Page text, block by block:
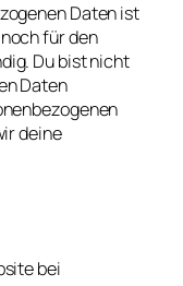
Daten ist
für den
Du bist nicht
Daten
deine
bei